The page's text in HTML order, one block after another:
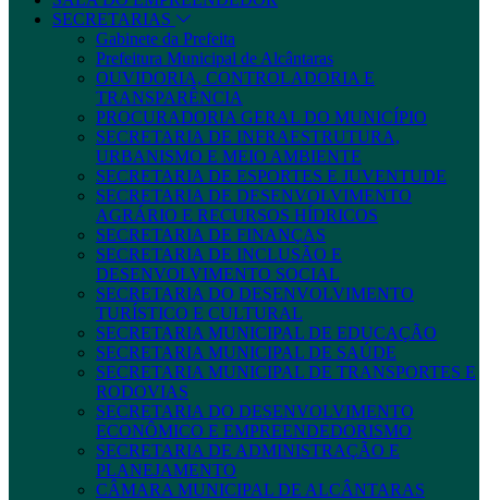
SECRETARIAS
Gabinete da Prefeita
Prefeitura Municipal de Alcântaras
OUVIDORIA, CONTROLADORIA E
TRANSPARÊNCIA
PROCURADORIA GERAL DO MUNICÍPIO
SECRETARIA DE INFRAESTRUTURA,
URBANISMO E MEIO AMBIENTE
SECRETARIA DE ESPORTES E JUVENTUDE
SECRETARIA DE DESENVOLVIMENTO
AGRÁRIO E RECURSOS HÍDRICOS
SECRETARIA DE FINANÇAS
SECRETARIA DE INCLUSÃO E
DESENVOLVIMENTO SOCIAL
SECRETARIA DO DESENVOLVIMENTO
TURÍSTICO E CULTURAL
SECRETARIA MUNICIPAL DE EDUCAÇÃO
SECRETARIA MUNICIPAL DE SAÚDE
SECRETARIA MUNICIPAL DE TRANSPORTES E
RODOVIAS
SECRETARIA DO DESENVOLVIMENTO
ECONÔMICO E EMPREENDEDORISMO
SECRETARIA DE ADMINISTRAÇÃO E
PLANEJAMENTO
CÂMARA MUNICIPAL DE ALCÂNTARAS